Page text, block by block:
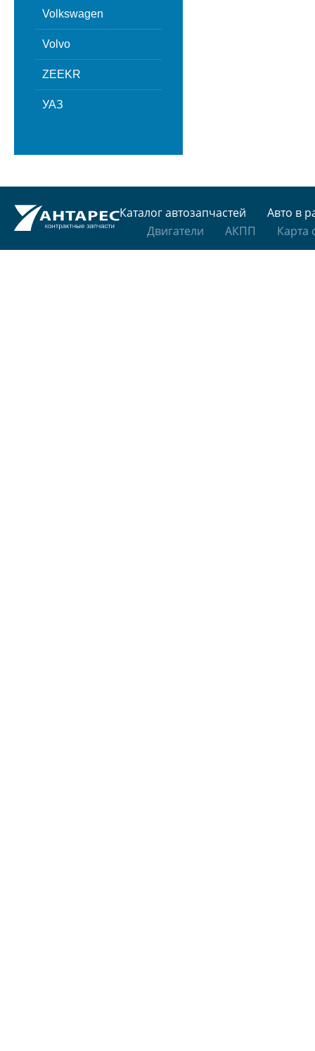
Volkswagen
Volvo
ZEEKR
УАЗ
Каталог автозапчастей
Авто в
Двигатели
АКПП Карта